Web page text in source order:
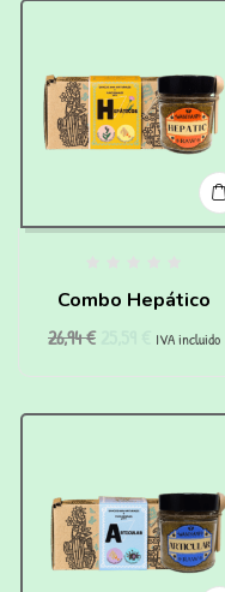
Combo Hepático
26,94€ IVA incluido